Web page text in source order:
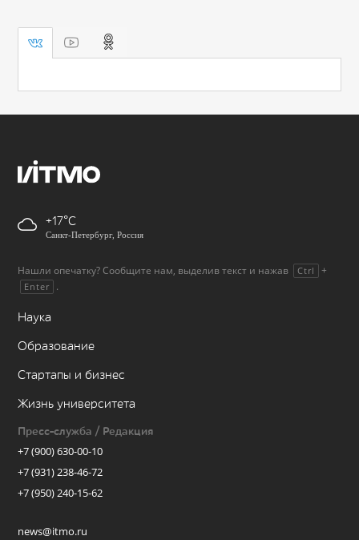
+17
Санкт-Петербург, Россия
Нашли опечатку? Сообщите нам, выделив текст и нажав Ctrl +
Enter .
Наука
Образование
Стартапы и бизнес
Жизнь университета
Пресс-служба / Редакция
+7 (900) 630-00-10
+7 (931) 238-46-72
+7 (950) 240-15-62
news@itmo.ru